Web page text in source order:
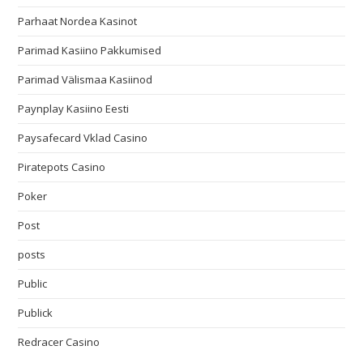
Parhaat Nordea Kasinot
Parimad Kasiino Pakkumised
Parimad Välismaa Kasiinod
Paynplay Kasiino Eesti
Paysafecard Vklad Casino
Piratepots Casino
Poker
Post
posts
Public
Publick
Redracer Casino